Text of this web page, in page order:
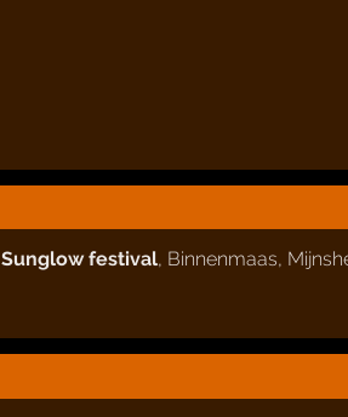
Sunglow festival, Binnenmaas,